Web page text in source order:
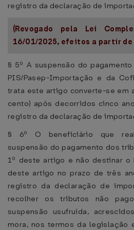
registro da declaração de
(Revogado pela Lei
16/01/2025, efeitos a partir de
§ 5º A suspensão do
PIS/Pasep-Importação e da
trata este artigo converte-se em
cento) após decorridos cinco
registro da declaração de
§ 6º O beneficiário que
suspensão do pagamento dos
1º deste artigo e não destinar
deste artigo no prazo de três
registro da declaração de
recolher os tributos não
suspensão usufruída,
mora, nos termos da legislação